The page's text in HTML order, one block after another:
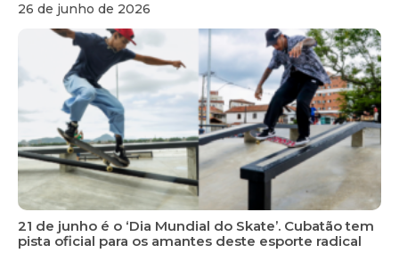
26 de junho de 2026
21 de junho é o ‘Dia Mundial do Skate’. Cubatão tem
pista oficial para os amantes deste esporte radical